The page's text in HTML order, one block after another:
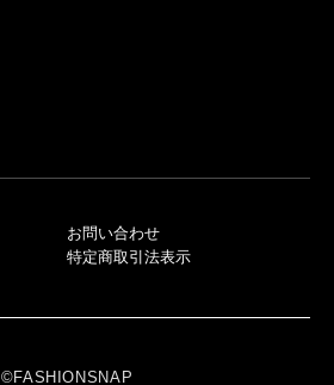
お問い合わせ
特定商取引法表示
©FASHIONSNAP